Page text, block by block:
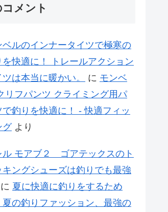
メント
ベルのインナータイツで極寒の
を快適に！ トレールアクション
ツは本当に暖かい。
に モンベ
リフパンツ クライミング用パ
で釣りを快適に！ - 快適フィッ
グより
ル モアブ２ ゴアテックスのト
キングシューズは釣りでも最強
に 夏に快適に釣りをするため
夏の釣りファッション、最強の